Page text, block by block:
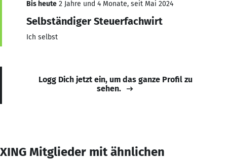
Bis heute 2 Jahre und 4 Monate, seit Mai 2024
Selbständiger Steuerfachwirt
Ich selbst
Logg Dich jetzt ein, um das ganze Profil zu
sehen.
XING Mitglieder mit ähnlichen